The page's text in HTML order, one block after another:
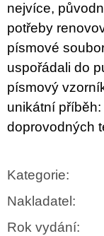
nejvíce,
potřeby
písmové
uspořádali do
písmový
unikátní
doprovodných
Kategorie:
Nakladatel :
Rok vydání: